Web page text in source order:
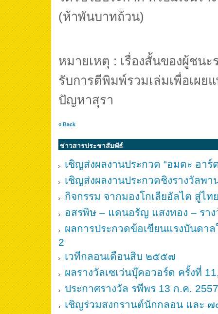
(ห้าพันบาทถ้วน)
หมายเหตุ : เรื่องสั้นของผู้ชน
รับการตีพิมพ์รวมเล่มเพื่อเผย
ปัญหาสุรา
« Back
ข่าวสารประชาสัมพัธ์
เชิญส่งผลงานประกวด “อมตะ อาร์
เชิญส่งผลงานประกวดชิงรางวัลพ
กิจกรรม จากมองโกเลียอัลไต สู่ไท
อสรพิษ – แดนอรัญ แสงทอง – ราง
ผลการประกวดข้อเขียนแรงบันดา
2
เวทีกลอนเดือนสิบ ๒๕๕๗
ผลรางวัลเซเว่นบุ๊คอวอร์ด ครั้งที่
ประกาศรางวัล รพีพร 13 ก.ค. 2557
เชิญร่วมสงกรานต์นักกลอน และ